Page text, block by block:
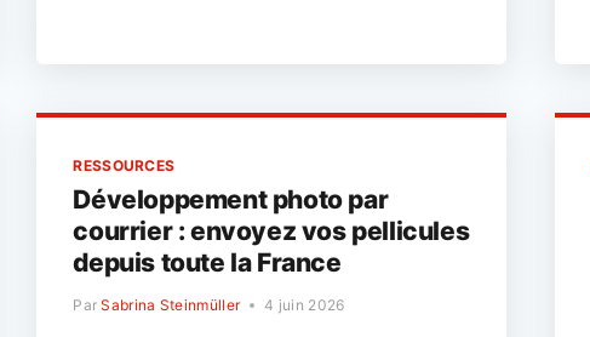
GRIS
RESSOURCES
Développement photo par
courrier : envoyez vos pellicules
depuis toute la France
Par Sabrina Steinmüller 4 juin 2026